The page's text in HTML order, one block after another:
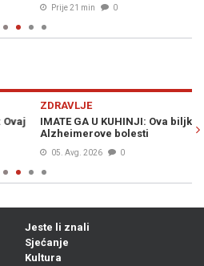
poboljšava pamćenje i štiti od
Jeste li znali
Sjećanje
Kultura